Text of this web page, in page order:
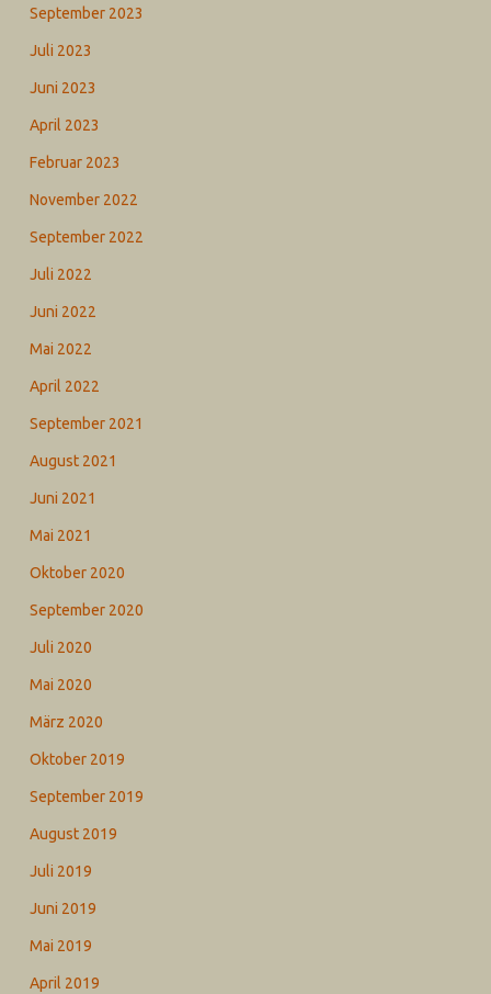
September 2023
Juli 2023
Juni 2023
April 2023
Februar 2023
November 2022
September 2022
Juli 2022
Juni 2022
Mai 2022
April 2022
September 2021
August 2021
Juni 2021
Mai 2021
Oktober 2020
September 2020
Juli 2020
Mai 2020
März 2020
Oktober 2019
September 2019
August 2019
Juli 2019
Juni 2019
Mai 2019
April 2019